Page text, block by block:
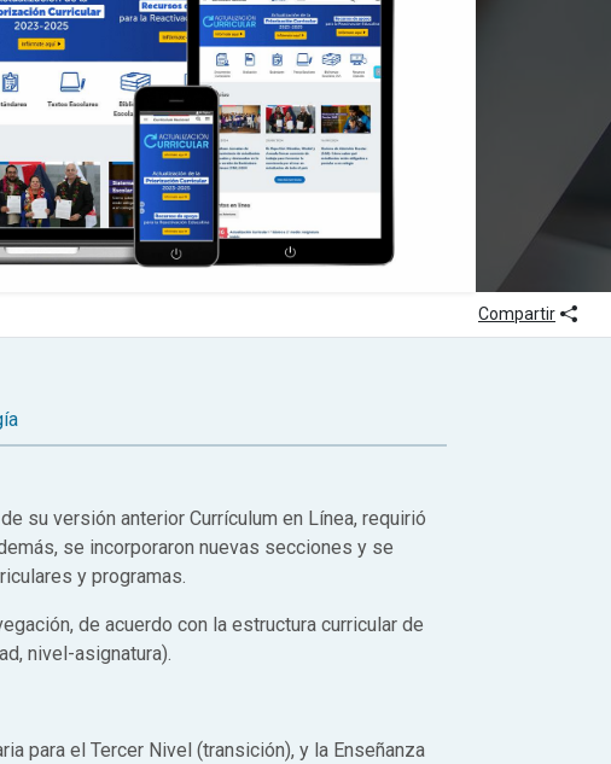
Compartir
su versión anterior Currículum en Línea, requirió
se incorporaron nuevas secciones y se
y programas.
de acuerdo con la estructura curricular de
nivel-asignatura).
para el Tercer Nivel (transición), y la Enseñanza